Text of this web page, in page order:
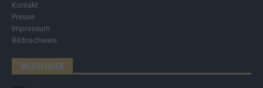
Kontakt
Presse
Impressum
Bildnachweis
MESSENGER